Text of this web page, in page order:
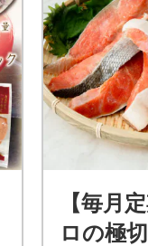
【毎月
ロの極